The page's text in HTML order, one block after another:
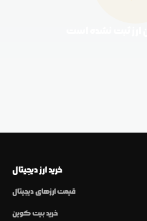
خرید ارز دیجیتال
قیمت ارزهای دیجیتال
خرید بیت کوین